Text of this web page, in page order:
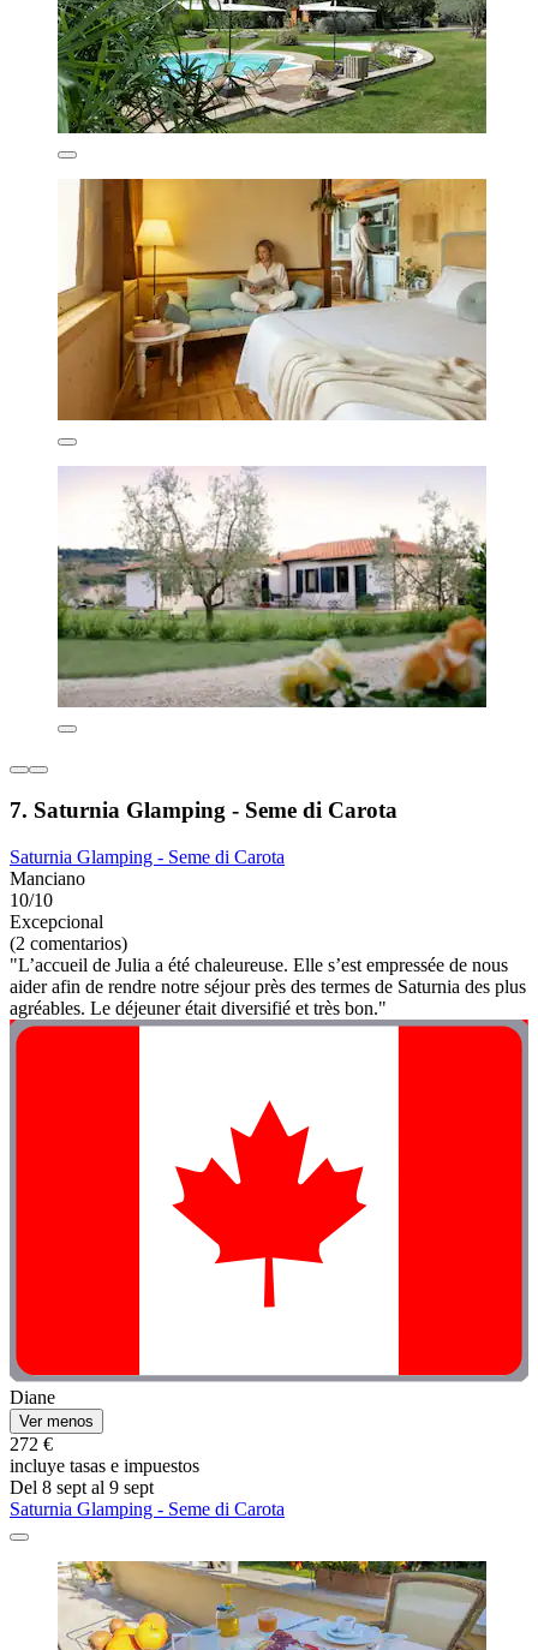
7. Saturnia Glamping - Seme di Carota
Saturnia Glamping - Seme di Carota
Manciano
10/10
Excepcional
(2 comentarios)
"L’accueil de Julia a été chaleureuse. Elle s’est empressée de nous
aider afin de rendre notre séjour près des termes de Saturnia des plus
agréables. Le déjeuner était diversifié et très bon."
Diane
Ver menos
272 €
incluye tasas e impuestos
Del 8 sept al 9 sept
Saturnia Glamping - Seme di Carota